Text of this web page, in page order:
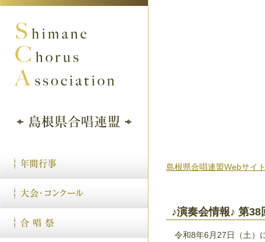
島根県合唱連盟Webサイ
♪演奏会情報♪ 第
令和8年6月27日（土）